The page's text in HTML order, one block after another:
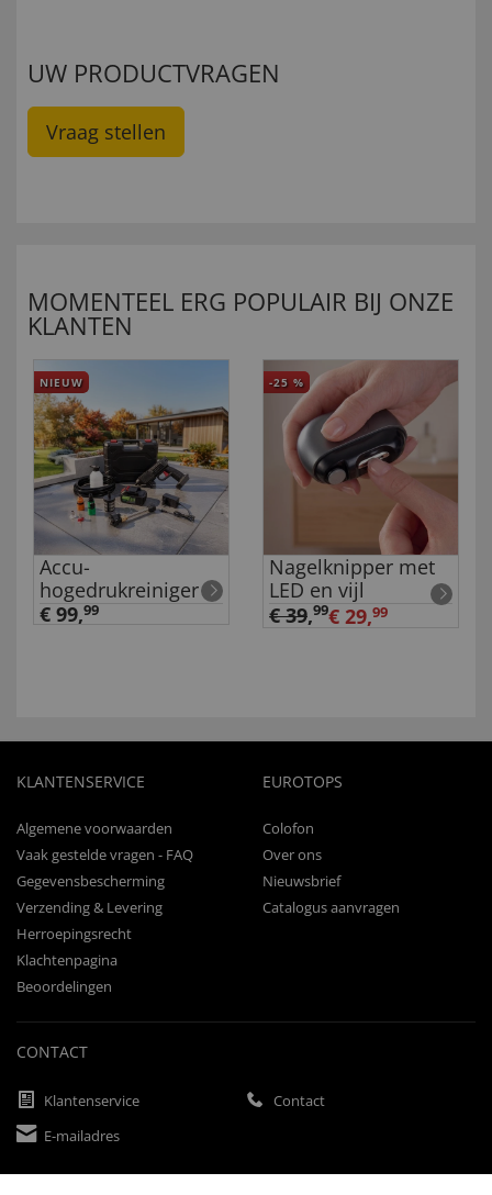
UW PRODUCTVRAGEN
Vraag stellen
MOMENTEEL ERG POPULAIR BIJ ONZE
KLANTEN
NIEUW
Accu-
hogedrukreiniger
€ 99,99
-25 %
Nagelknipper met
LED en vijl
€ 39,99€ 29,99
KLANTENSERVICE
Algemene voorwaarden
Vaak gestelde vragen - FAQ
Gegevensbescherming
Verzending & Levering
Herroepingsrecht
Klachtenpagina
Beoordelingen
EUROTOPS
Colofon
Over ons
Nieuwsbrief
Catalogus aanvragen
CONTACT
Klantenservice
Contact
E-mailadres